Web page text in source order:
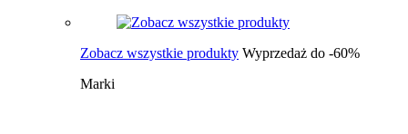
Zobacz wszystkie produkty Wyprzedaż do -60%
Marki